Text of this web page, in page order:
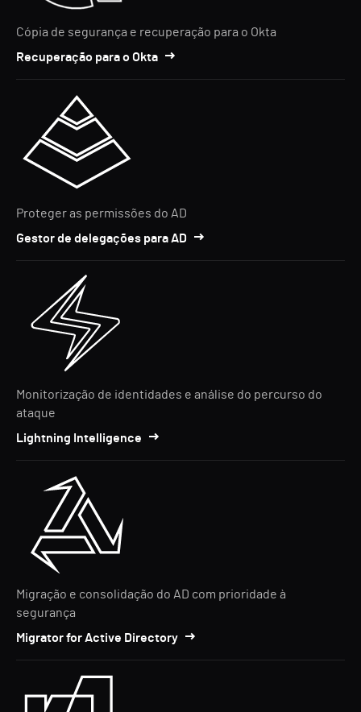
Cópia de segurança e recuperação para o Okta
Recuperação para o Okta
Proteger as permissões do AD
Gestor de delegações para AD
Monitorização de identidades e análise do percurso do
ataque
Lightning Intelligence
Migração e consolidação do AD com prioridade à
segurança
Migrator for Active Directory